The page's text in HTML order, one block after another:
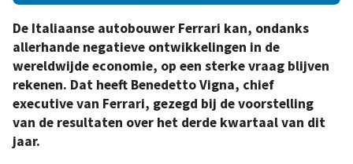
De Italiaanse autobouwer Ferrari kan, ondanks
allerhande negatieve ontwikkelingen in de
wereldwijde economie, op een sterke vraag blijven
rekenen. Dat heeft Benedetto Vigna, chief
executive van Ferrari, gezegd bij de voorstelling
van de resultaten over het derde kwartaal van dit
jaar.